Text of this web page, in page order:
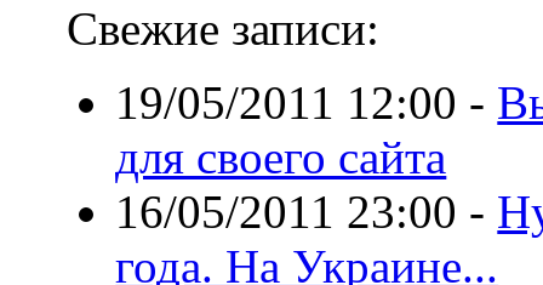
Свежие записи:
19/05/2011 12:00 -
для своего сайта
16/05/2011 23:00 -
года. На Украине...